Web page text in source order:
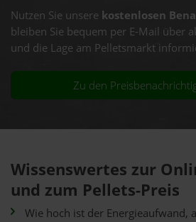
Nutzen Sie unsere kostenlosen
bleiben Sie bequem per E-Mail über
und die Lage am Pelletsmarkt
Zu den
Wissenswertes zur
und zum Pellets-Preis
Wie hoch ist der Energieaufwand,